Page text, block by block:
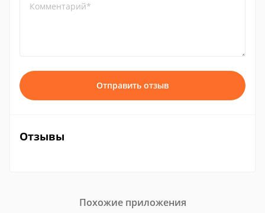
Комментарий*
Отправить отзыв
Отзывы
Похожие приложения